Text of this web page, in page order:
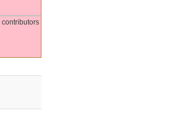
contributors